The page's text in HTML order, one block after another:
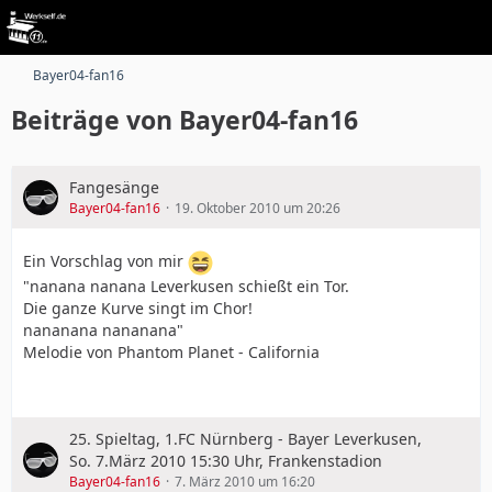
Bayer04-fan16
Beiträge von Bayer04-fan16
Fangesänge
Bayer04-fan16 19. Oktober 2010 um 20:26
Ein Vorschlag von mir
"nanana nanana Leverkusen schießt ein Tor.
Die ganze Kurve singt im Chor!
nananana nananana"
Melodie von Phantom Planet - California
25. Spieltag, 1.FC Nürnberg - Bayer Leverkusen,
So. 7.März 2010 15:30 Uhr, Frankenstadion
Bayer04-fan16 7. März 2010 um 16:20